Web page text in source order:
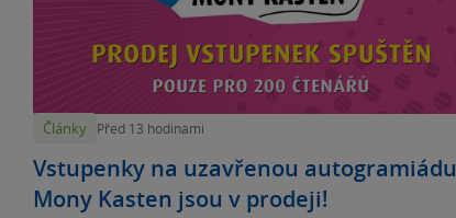
Články Před 13 hodinami
Vstupenky na uzavřenou autogramiádu
Mony Kasten jsou v prodeji!